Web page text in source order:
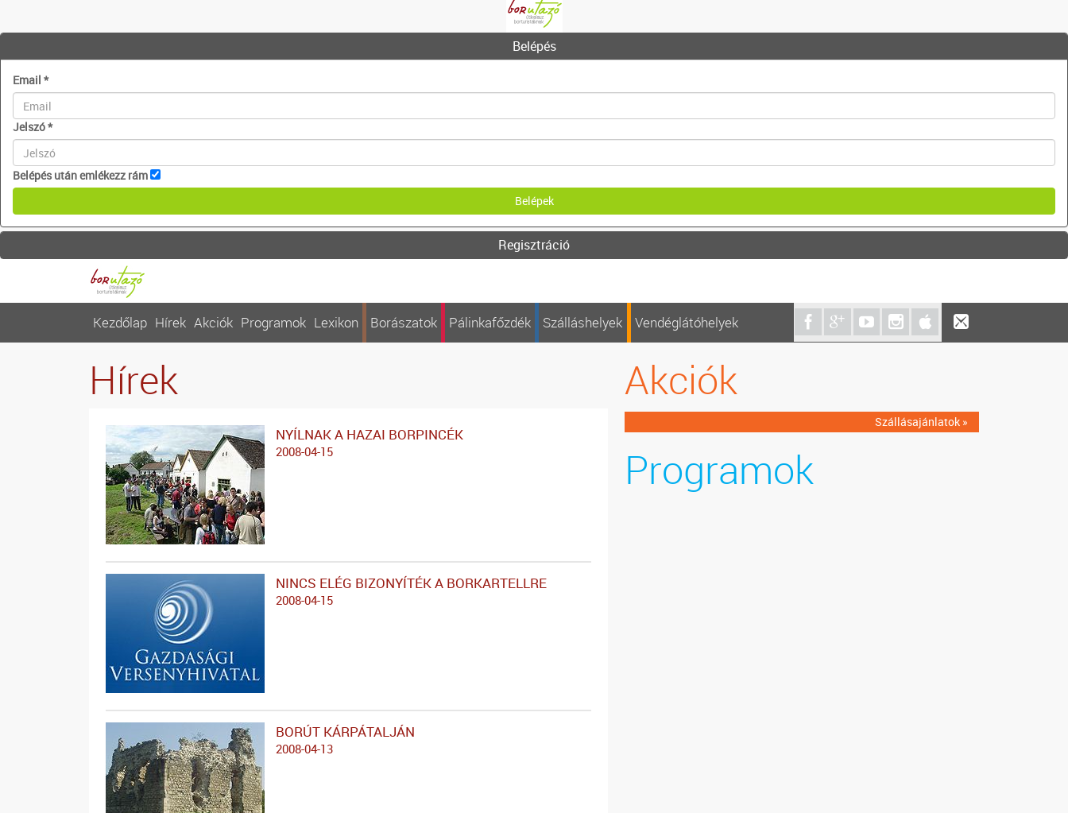
Belépés
Email *
Jelszó*
Belépés után emlékezz rám
Regisztráció
Kezdőlap Hírek Akciók Programok Lexikon Borászatok Pálinkafőzdék Szálláshelyek Vendéglátóhelyek
Hírek
NYÍLNAK A HAZAI BORPINCÉK
2008-04-15
NINCS ELÉG BIZONYÍTÉK A BORKARTELLRE
2008-04-15
BORÚT KÁRPÁTALJÁN
2008-04-13
Akciók
Szállásajánlatok »
Programok